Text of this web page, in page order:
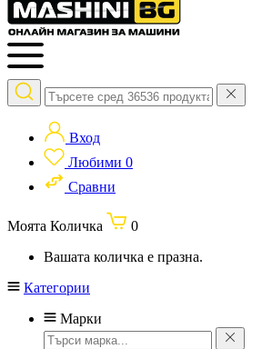
Вход
Любими 0
Сравни
Моята Количка
0
Вашата количка е празна.
Категории
Марки